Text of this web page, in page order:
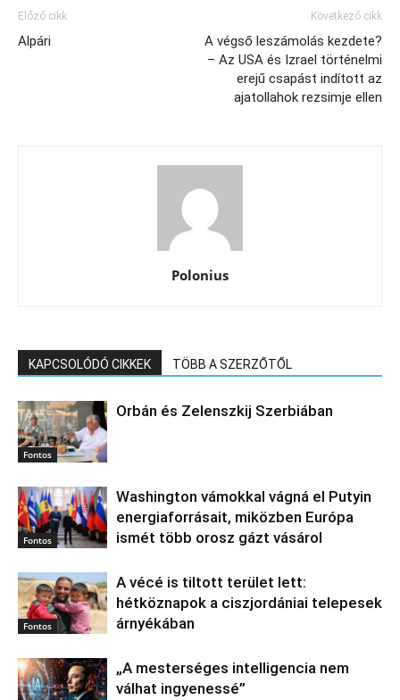
Előző cikk
Alpári
Következő cikk
A végső leszámolás kezdete?
– Az USA és Izrael történelmi
erejű csapást indított az
ajatollahok rezsimje ellen
Polonius
KAPCSOLÓDÓ CIKKEK TÖBB A SZERZŐTŐL
Fontos
Orbán és Zelenszkij Szerbiában
Fontos
Washington vámokkal vágná el Putyin
energiaforrásait, miközben Európa
ismét több orosz gázt vásárol
Fontos
A vécé is tiltott terület lett:
hétköznapok a ciszjordániai telepesek
árnyékában
„A mesterséges intelligencia nem
válhat ingyenessé”